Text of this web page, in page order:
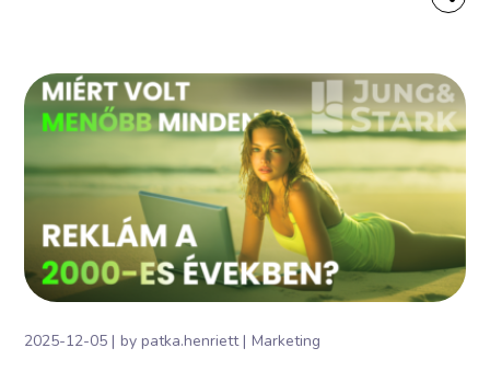
2025-12-05 bypatka.henriett Marketing